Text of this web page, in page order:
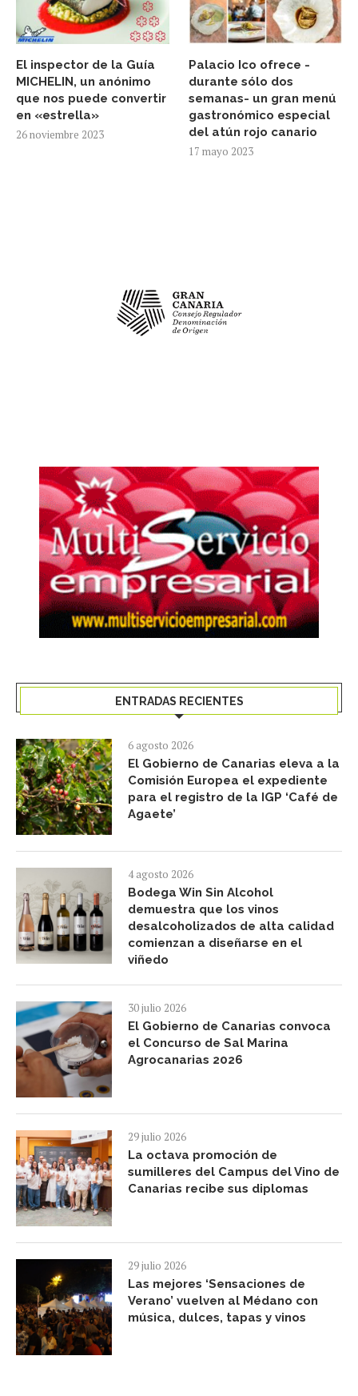
El inspector de la Guía
MICHELIN, un anónimo
que nos puede convertir
en «estrella»
26 noviembre 2023
Palacio Ico ofrece -
durante sólo dos
semanas- un gran menú
gastronómico especial
del atún rojo canario
17 mayo 2023
ENTRADAS RECIENTES
6 agosto 2026
El Gobierno de Canarias eleva a la
Comisión Europea el expediente
para el registro de la IGP ‘Café de
Agaete’
4 agosto 2026
Bodega Win Sin Alcohol
demuestra que los vinos
desalcoholizados de alta calidad
comienzan a diseñarse en el
viñedo
30 julio 2026
El Gobierno de Canarias convoca
el Concurso de Sal Marina
Agrocanarias 2026
29 julio 2026
La octava promoción de
sumilleres del Campus del Vino de
Canarias recibe sus diplomas
29 julio 2026
Las mejores ‘Sensaciones de
Verano’ vuelven al Médano con
música, dulces, tapas y vinos